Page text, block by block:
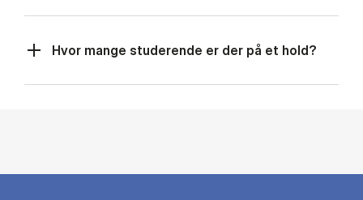
Hvor mange studerende er der på et hold?